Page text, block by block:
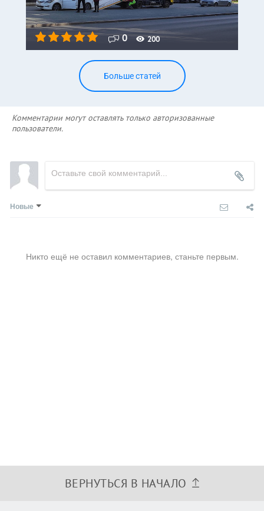
0 200
Больше статей
Комментарии могут оставлять только авторизованные
пользователи.
Новые
Никто ещё не оставил комментариев, станьте первым.
ВЕРНУТЬСЯ В НАЧАЛО